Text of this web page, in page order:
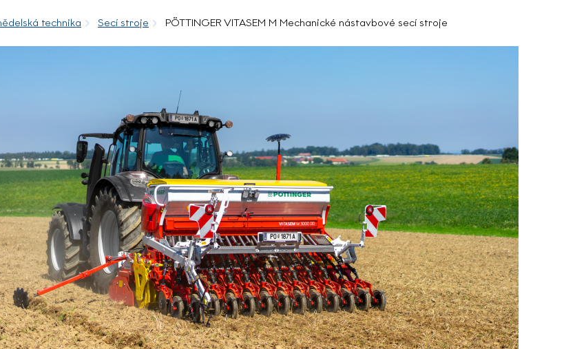
technika Secí stroje PÖTTINGER VITASEM M Mechanické nástavbové secí stroje